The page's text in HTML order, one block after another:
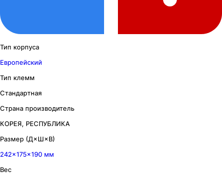
Тип корпуса
Европейский
Тип клемм
Стандартная
Страна производитель
КОРЕЯ, РЕСПУБЛИКА
Размер (Д×Ш×В)
242×175×190 мм
Вес